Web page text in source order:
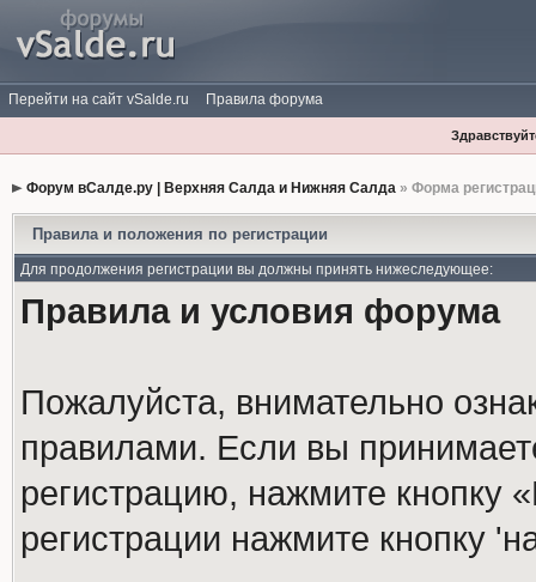
Перейти на сайт vSalde.ru Правила форума
Форум вСалде.ру | Верхняя Салда и Нижняя Салда» Форма
Правила и положения по регистрации
Для продолжения регистрации вы должны принять нижеследующее:
Правила и условия форума
Пожалуйста, внимательно
правилами. Если вы
регистрацию, нажмите кнопку
регистрации нажмите кнопку